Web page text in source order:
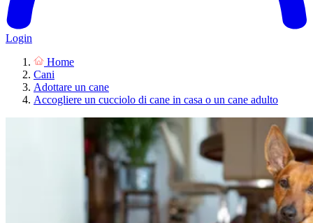
Login
Home
Cani
Adottare un cane
Accogliere un cucciolo di cane in casa o un cane adulto